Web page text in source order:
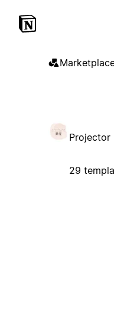
Projector
29